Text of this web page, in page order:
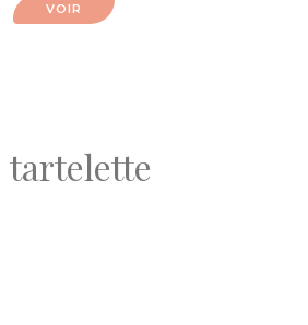
VOIR
tartelette